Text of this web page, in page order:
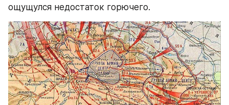
ощущулся недостаток горючего.